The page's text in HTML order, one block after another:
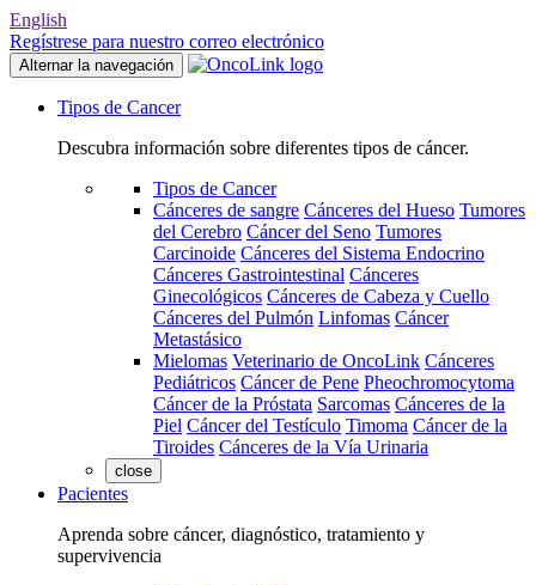
English
Regístrese para nuestro correo electrónico
Alternar la navegación
Tipos de Cancer
Descubra información sobre diferentes tipos de cáncer.
Tipos de Cancer
Cánceres de sangre Cánceres del Hueso Tumores
del Cerebro Cáncer del Seno Tumores
Carcinoide Cánceres del Sistema Endocrino
Cánceres Gastrointestinal Cánceres
Ginecológicos Cánceres de Cabeza y Cuello
Cánceres del Pulmón Linfomas Cáncer
Metastásico
Mielomas Veterinario de OncoLink Cánceres
Pediátricos Cáncer de Pene Pheochromocytoma
Cáncer de la Próstata Sarcomas Cánceres de la
Piel Cáncer del Testículo Timoma Cáncer de la
Tiroides Cánceres de la Vía Urinaria
close
Pacientes
Aprenda sobre cáncer, diagnóstico, tratamiento y
supervivencia